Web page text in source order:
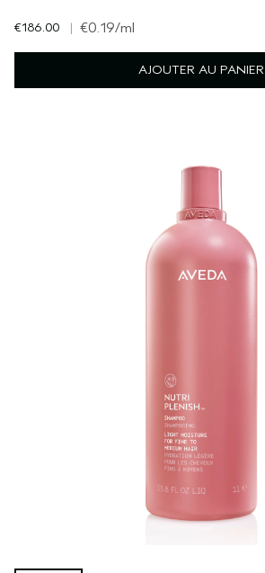
€186.00 | €0.19/ml
AJOUTER AU PANIER